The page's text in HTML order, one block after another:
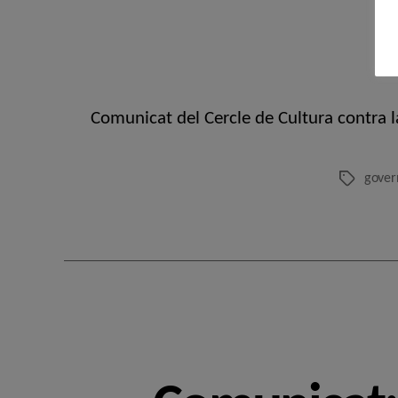
Comunicat del Cercle de Cultura contra
Etiquetes